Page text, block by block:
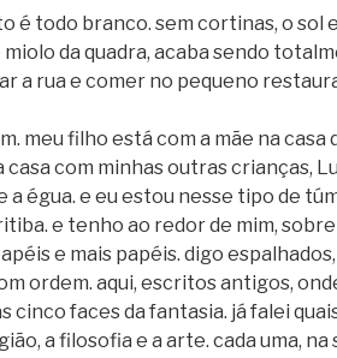
é todo branco. sem cortinas, o sol
da quadra, acaba sendo
a rua e comer no pequeno
meu filho está com a mãe na casa
casa com minhas outras crianças,
a égua. e eu estou nesse tipo de
e tenho ao redor de mim,
e mais papéis. digo
ordem. aqui, escritos antigos,
cinco faces da fantasia. já falei
a filosofia e a arte. cada uma, na